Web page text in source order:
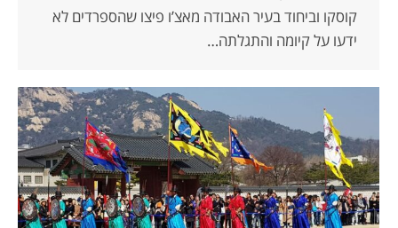
קוסקו וביחוד בעיר האבודה מאצ’ו פיצו שהספרדים לא
ידעו על קיומה והתגלתה…